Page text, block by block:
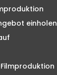
einholen